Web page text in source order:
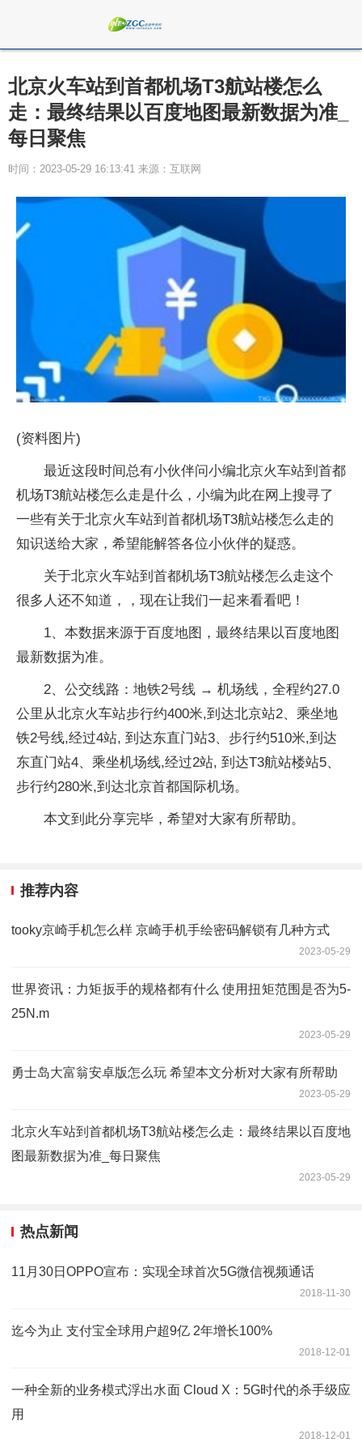
北京火车站到首都机场T3航站楼怎么
走：最终结果以百度地图最新数据为准_
每日聚焦
时间：2023-05-29 16:13:41 来源：互联网
(资料图片)
最近这段时间总有小伙伴问小编北京火车站到首都
机场T3航站楼怎么走是什么，小编为此在网上搜寻了
一些有关于北京火车站到首都机场T3航站楼怎么走的
知识送给大家，希望能解答各位小伙伴的疑惑。
关于北京火车站到首都机场T3航站楼怎么走这个
很多人还不知道，，现在让我们一起来看看吧！
1、本数据来源于百度地图，最终结果以百度地图
最新数据为准。
2、公交线路：地铁2号线 → 机场线，全程约27.0
公里从北京火车站步行约400米,到达北京站2、乘坐地
铁2号线,经过4站, 到达东直门站3、步行约510米,到达
东直门站4、乘坐机场线,经过2站, 到达T3航站楼站5、
步行约280米,到达北京首都国际机场。
本文到此分享完毕，希望对大家有所帮助。
推荐内容
tooky京崎手机怎么样 京崎手机手绘密码解锁有几种方式
2023-05-29
世界资讯：力矩扳手的规格都有什么 使用扭矩范围是否为5-
25N.m
2023-05-29
勇士岛大富翁安卓版怎么玩 希望本文分析对大家有所帮助
2023-05-29
北京火车站到首都机场T3航站楼怎么走：最终结果以百度地
图最新数据为准_每日聚焦
2023-05-29
热点新闻
11月30日OPPO宣布：实现全球首次5G微信视频通话
2018-11-30
迄今为止 支付宝全球用户超9亿 2年增长100%
2018-12-01
一种全新的业务模式浮出水面 Cloud X：5G时代的杀手级应
用
2018-12-01